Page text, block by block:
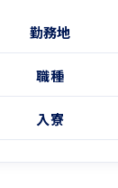
勤務地
職種
入寮